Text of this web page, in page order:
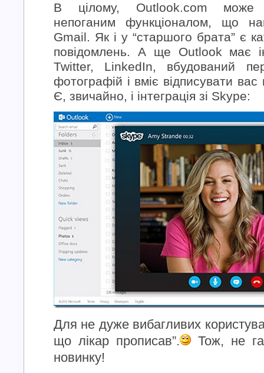
В цілому, Outlook.com може
непоганим функціоналом, що
Gmail. Як і у “старшого брата” є
повідомлень. А ще Outlook має
Twitter, LinkedIn, вбудований
фотографій і вміє відписувати
Є, звичайно, і інтеграція зі Skype:
Для не дуже вибагливих
що лікар прописав”.
Тож, не
новинку!